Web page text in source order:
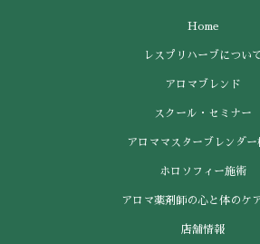
Home
レスプリハーブについて
アロマブレンド
スクール・セミナー
アロママスターブレンダー
ホロソフィー施術
アロマ薬剤師の心と体のケ
店舗情報